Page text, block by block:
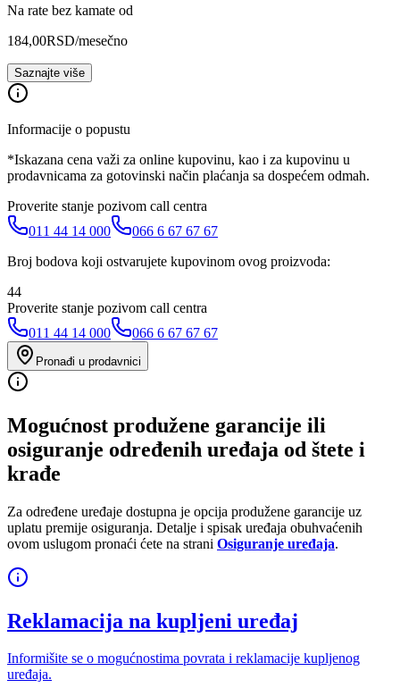
Na rate bez kamate od
184,00RSD/mesečno
Saznajte više
Informacije o popustu
*Iskazana cena važi za online kupovinu, kao i za kupovinu u
prodavnicama za gotovinski način plaćanja sa dospećem odmah.
Proverite stanje pozivom call centra
011 44 14 000
066 6 67 67 67
Broj bodova koji ostvarujete kupovinom ovog proizvoda:
44
Proverite stanje pozivom call centra
011 44 14 000
066 6 67 67 67
Pronađi u prodavnici
Mogućnost produžene garancije ili
osiguranje određenih uređaja od štete i
krađe
Za određene uređaje dostupna je opcija produžene garancije uz
uplatu premije osiguranja. Detalje i spisak uređaja obuhvaćenih
ovom uslugom pronaći ćete na strani Osiguranje uređaja.
Reklamacija na kupljeni uređaj
Informišite se o mogućnostima povrata i reklamacije kupljenog
uređaja.